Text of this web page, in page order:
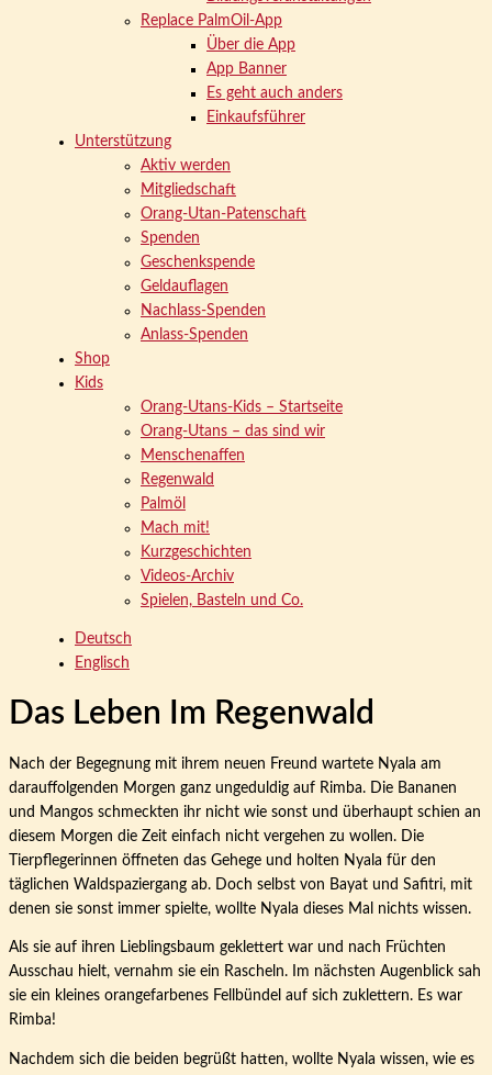
Replace PalmOil-App
Über die App
App Banner
Es geht auch anders
Einkaufsführer
Unterstützung
Aktiv werden
Mitgliedschaft
Orang-Utan-Patenschaft
Spenden
Geschenkspende
Geldauflagen
Nachlass-Spenden
Anlass-Spenden
Shop
Kids
Orang-Utans-Kids – Startseite
Orang-Utans – das sind wir
Menschenaffen
Regenwald
Palmöl
Mach mit!
Kurzgeschichten
Videos-Archiv
Spielen, Basteln und Co.
Deutsch
Englisch
Das Leben Im Regenwald
Nach der Begegnung mit ihrem neuen Freund wartete Nyala am
darauffolgenden Morgen ganz ungeduldig auf Rimba. Die Bananen
und Mangos schmeckten ihr nicht wie sonst und überhaupt schien an
diesem Morgen die Zeit einfach nicht vergehen zu wollen. Die
Tierpflegerinnen öffneten das Gehege und holten Nyala für den
täglichen Waldspaziergang ab. Doch selbst von Bayat und Safitri, mit
denen sie sonst immer spielte, wollte Nyala dieses Mal nichts wissen.
Als sie auf ihren Lieblingsbaum geklettert war und nach Früchten
Ausschau hielt, vernahm sie ein Rascheln. Im nächsten Augenblick sah
sie ein kleines orangefarbenes Fellbündel auf sich zuklettern. Es war
Rimba!
Nachdem sich die beiden begrüßt hatten, wollte Nyala wissen, wie es